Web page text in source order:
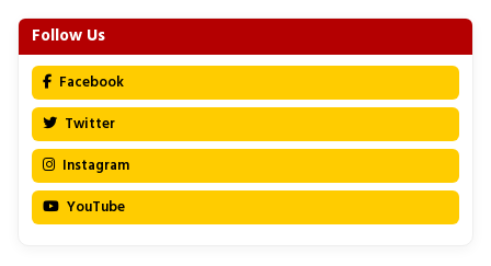
Follow Us
Facebook
Twitter
Instagram
YouTube